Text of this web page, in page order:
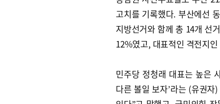
고치를 기록했다. 부산에선
지방선거와 함께 총 14개 선
12%였고, 대표적인 격전지
민주당 정청래 대표는 높은
다른 볼일 보자’라는 (유권